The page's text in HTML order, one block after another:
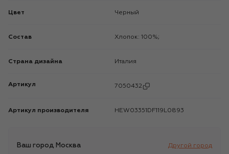
Цвет Черный
Состав Хлопок: 100%;
Страна дизайна Италия
Артикул 7050432
Артикул производителя HEW03351DF119L0893
Ваш город Москва Другой город